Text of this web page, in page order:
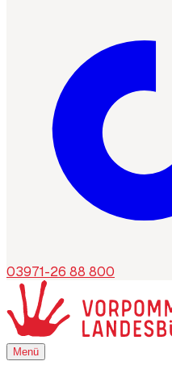
03971-26 88 800
Menü
Menü